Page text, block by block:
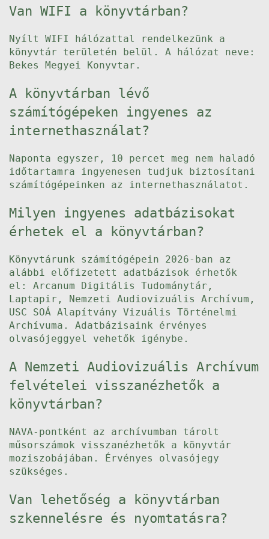
Van WIFI a könyvtárban?
Nyílt WIFI hálózattal rendelkezünk a
könyvtár területén belül. A hálózat neve:
Bekes Megyei Konyvtar.
A könyvtárban lévő
számítógépeken ingyenes az
internethasználat?
Naponta egyszer, 10 percet meg nem haladó
időtartamra ingyenesen tudjuk biztosítani
számítógépeinken az internethasználatot.
Milyen ingyenes adatbázisokat
érhetek el a könyvtárban?
Könyvtárunk számítógépein 2026-ban az
alábbi előfizetett adatbázisok érhetők
el: Arcanum Digitális Tudománytár,
Laptapir, Nemzeti Audiovizuális Archívum,
USC SOÁ Alapítvány Vizuális Történelmi
Archívuma. Adatbázisaink érvényes
olvasójeggyel vehetők igénybe.
A Nemzeti Audiovizuális Archívum
felvételei visszanézhetők a
könyvtárban?
NAVA-pontként az archívumban tárolt
műsorszámok visszanézhetők a könyvtár
moziszobájában. Érvényes olvasójegy
szükséges.
Van lehetőség a könyvtárban
szkennelésre és nyomtatásra?